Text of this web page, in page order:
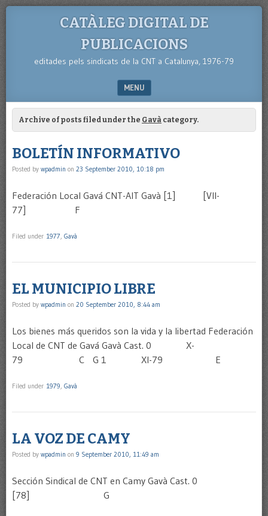
CATÀLEG DIGITAL DE
PUBLICACIONS
editades pels sindicats de la CNT a Catalunya, 1976-79
MENU
SKIP TO CONTENT
Archive of posts filed under the Gavà category.
BOLETÍN INFORMATIVO
Posted by wpadmin on 23 September 2010, 10:18 pm
Federación Local Gavá CNT-AIT Gavà [1] [VII-
77] F
Filed under 1977, Gavà
EL MUNICIPIO LIBRE
Posted by wpadmin on 20 September 2010, 8:44 am
Los bienes más queridos son la vida y la libertad Federación
Local de CNT de Gavá Gavà Cast. 0 X-
79 C G 1 XI-79 E
Filed under 1979 Gavà
LA VOZ DE CAMY
Posted by wpadmin on 9 September 2010, 11:49 am
Sección Sindical de CNT en Camy Gavà Cast. 0
[78] G